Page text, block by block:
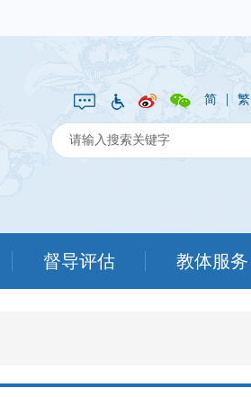
简 | 繁
督导评估 教体服务